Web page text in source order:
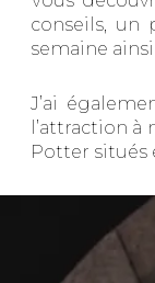
conseils, un
semaine
J’ai
l’attraction
Potter situés